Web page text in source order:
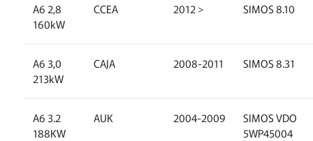
A6 2,8
160kW
CCEA 2012 > SIMOS 8.10
A6 3,0
213kW
CAJA 2008-2011 SIMOS 8.31
A6 3.2
188KW
AUK 2004-2009
SIMOS VDO
5WP45004